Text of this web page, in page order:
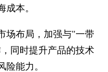
成本。
场布局，加强与"一带
同时提升产品的技术
险能力。